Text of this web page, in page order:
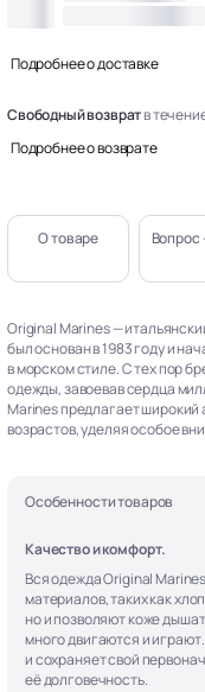
Подробнее о доставке
Свободный возвратв
Подробнее о возврате
О товаре Вопрос
Original Marines —
был основан в 1983 году и
в морском стиле. С тех пор
одежды, завоевав сердца
Marines предлагает
возрастов, уделяя особое
Особенности товаров
Качество и комфорт.
Вся одежда Original
материалов, таких как
но и позволяют коже
много двигаются и
и сохраняет свой
её долговечность.